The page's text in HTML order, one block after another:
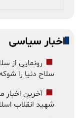
اخبار سیاسی
رونمایی از
سلاح دنیا را
آخرین اخبار
شهید انقلاب